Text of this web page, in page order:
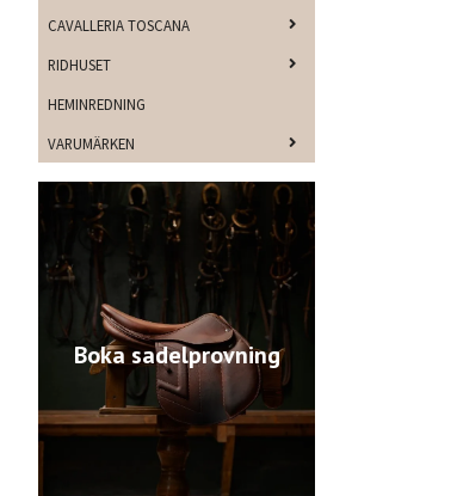
CAVALLERIA TOSCANA
RIDHUSET
HEMINREDNING
VARUMÄRKEN
Boka sadelprovning